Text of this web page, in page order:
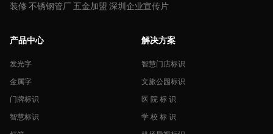
装修 不锈钢管厂 五金加盟 深圳企业宣传片
产品中心
发光字
金属字
门牌标识
智慧标识
解决方案
智慧门店标识
文旅公园标识
医 院 标 识
学 校 标 识